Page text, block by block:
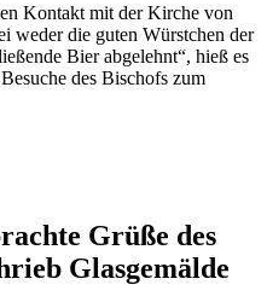
Kontakt mit der Kirche von
weder die guten Würstchen der
Bier abgelehnt“, hieß es
des Bischofs zum
Grüße des
Glasgemälde